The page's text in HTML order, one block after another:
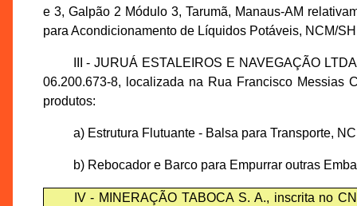
e 3, Galpão 2 Módulo 3, Tarumã, Manaus-AM
para Acondicionamento de Líquidos Potáveis, NCM/
III - JURUÁ ESTALEIROS E NAVEGAÇÃO
06.200.673-8, localizada na Rua Francisco Messias
produtos:
a) Estrutura Flutuante - Balsa para Transporte,
b) Rebocador e Barco para Empurrar outras
IV - MINERAÇÃO TABOCA S. A., inscrita no